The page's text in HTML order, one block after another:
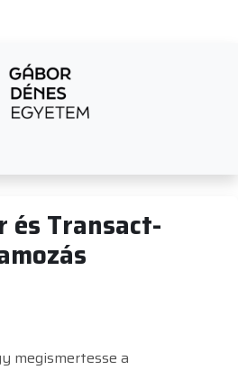
és Transact-SQL
és Transact-
megismertesse a